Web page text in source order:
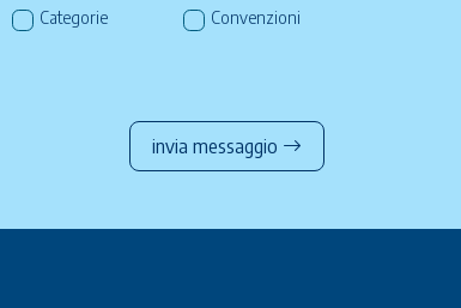
Categorie
Convenzioni
invia messaggio